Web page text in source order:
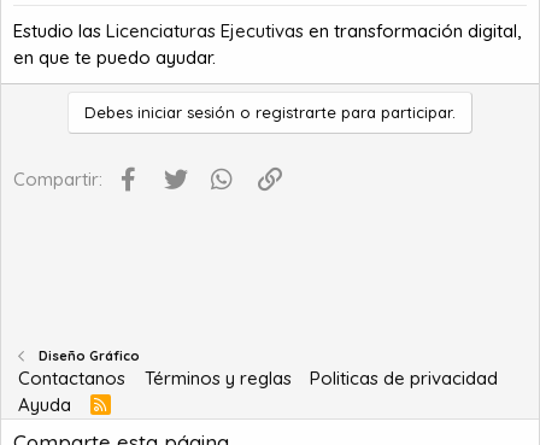
Estudio las Licenciaturas Ejecutivas en transformación digital,
en que te puedo ayudar.
Debes iniciar sesión o registrarte para participar.
Compartir: Facebook
Twitter WhatsApp
Diseño Gráfico
Contactanos Términos y reglas
Politicas de privacidad
Ayuda
R
S